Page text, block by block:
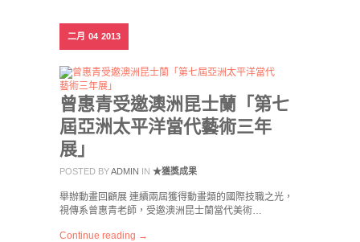
二月 04 2013
曾惠青受邀澳洲昆士蘭「第七
屆亞洲太平洋當代藝術三年
展」
POSTED BYADMIN IN ★獲獎成果
舉辦動畫回顧展 連續兩屆獲得動畫類的國際技職之光，
視傳系曾惠青老師，受邀澳洲昆士蘭當代美術…
Continue reading →